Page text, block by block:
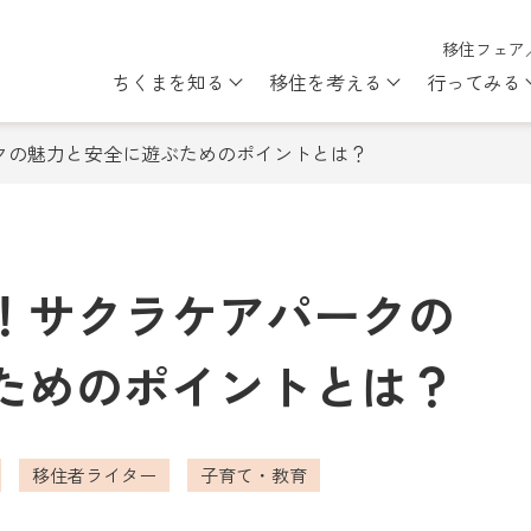
移住フェ
ちくまを知る Show submenu for ちくまを知
移住を考える Show行ってみる
魅力と安全に遊ぶためのポイントとは？
サクラケアパークの
めのポイントとは？
移住者ライター 子育て・教育